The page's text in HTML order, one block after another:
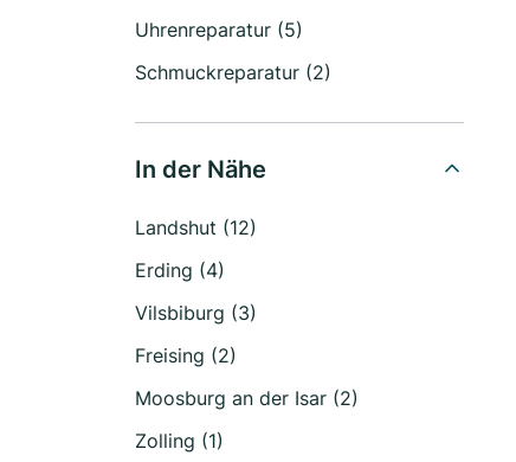
Uhrenreparatur (5)
Schmuckreparatur (2)
In der Nähe
Landshut (12)
Erding (4)
Vilsbiburg (3)
Freising (2)
Moosburg an der Isar (2)
Zolling (1)